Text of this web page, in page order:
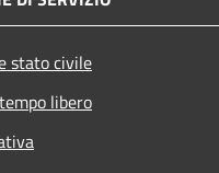
stato civile
libero